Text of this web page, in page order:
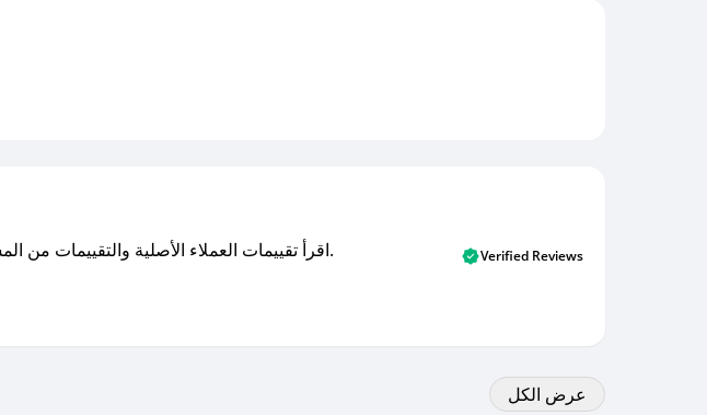
اقرأ تقييمات العملاء الأصلية والتقييمات من المشترين المتحققين. اكتشف ما يعتقده المستخدمون الحقيقيون حول خدمتنا وتعلم من تجاربهم. Verified Reviews
عرض الكل